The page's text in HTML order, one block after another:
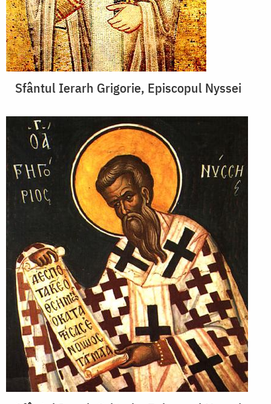
Sfântul Ierarh Grigorie, Episcopul Nyssei